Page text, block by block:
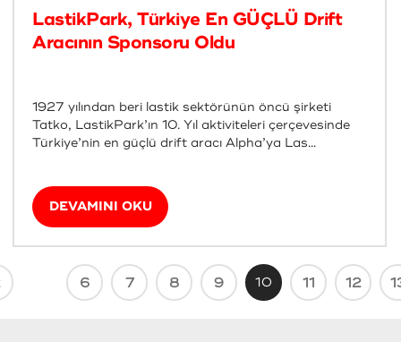
LastikPark, Türkiye En GÜÇLÜ Drift
Aracının Sponsoru Oldu
1927 yılından beri lastik sektörünün öncü şirketi
Tatko, LastikPark’ın 10. Yıl aktiviteleri çerçevesinde
Türkiye’nin en güçlü drift aracı Alpha’ya Las...
DEVAMINI OKU
6 7 8 9 10 11 12